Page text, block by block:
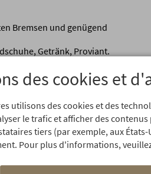
Bremsen und genügend
Getränk, Proviant.
Verhältnissen aus. Bitte
ob Sie die nötige alpine
an.
des cookies et
utilisons des cookies et des
le trafic et afficher des
tiers (par exemple, aux
Pour plus d'informations,